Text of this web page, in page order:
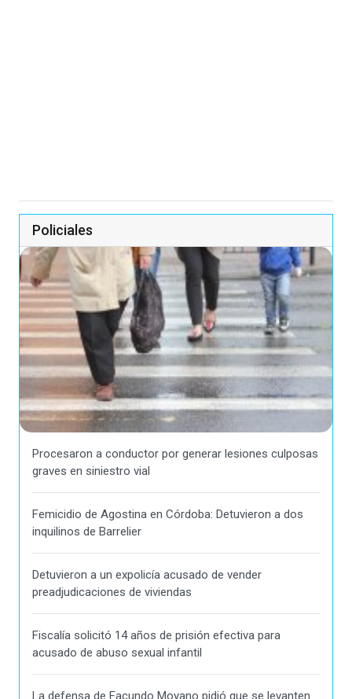
Policiales
Procesaron a conductor por generar lesiones culposas
graves en siniestro vial
Femicidio de Agostina en Córdoba: Detuvieron a dos
inquilinos de Barrelier
Detuvieron a un expolicía acusado de vender
preadjudicaciones de viviendas
Fiscalía solicitó 14 años de prisión efectiva para
acusado de abuso sexual infantil
La defensa de Facundo Moyano pidió que se levanten